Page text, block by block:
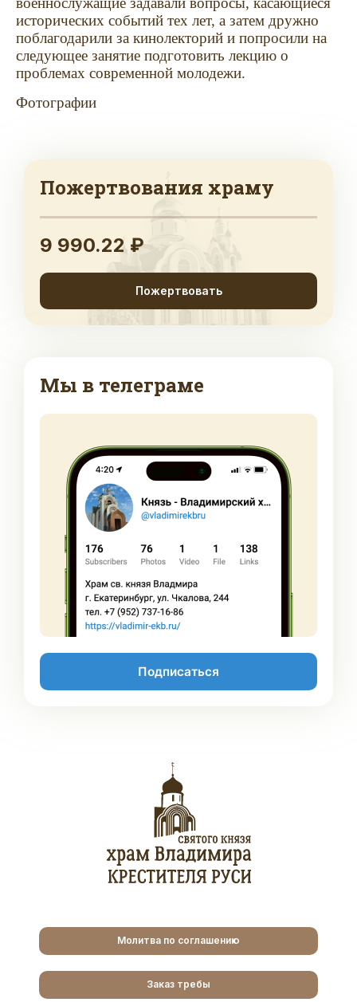
исторических событий тех лет, а затем дружно
поблагодарили за кинолекторий и попросили на
следующее занятие подготовить лекцию о
проблемах современной молодежи.
Фотографии
Пожертвования храму
9 990.22 ₽
Пожертвовать
Мы в телеграме
Подписаться
Молитва по соглашению
Заказ требы